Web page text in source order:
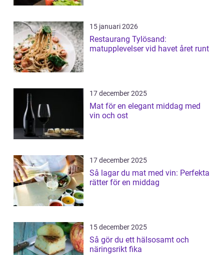
15 januari 2026
Restaurang Tylösand:
matupplevelser vid havet året runt
17 december 2025
Mat för en elegant middag med
vin och ost
17 december 2025
Så lagar du mat med vin: Perfekta
rätter för en middag
15 december 2025
Så gör du ett hälsosamt och
näringsrikt fika